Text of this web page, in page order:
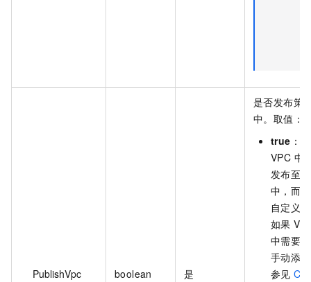
PublishVpc boolean 是
是否发布策
中。取值：
true ：
VPC 中
发布至
中，而
自定义
如果
中需要
手动添
参见